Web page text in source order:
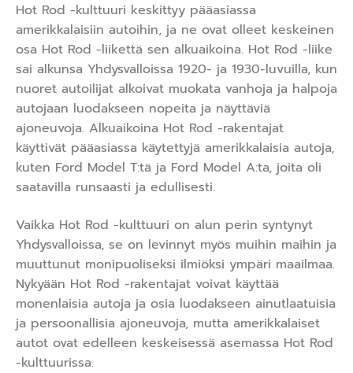
Hot Rod -kulttuuri keskittyy pääasiassa
amerikkalaisiin autoihin, ja ne ovat olleet keskeinen
osa Hot Rod -liikettä sen alkuaikoina. Hot Rod -liike
sai alkunsa Yhdysvalloissa 1920- ja 1930-luvuilla, kun
nuoret autoilijat alkoivat muokata vanhoja ja halpoja
autojaan luodakseen nopeita ja näyttäviä
ajoneuvoja. Alkuaikoina Hot Rod -rakentajat
käyttivät pääasiassa käytettyjä amerikkalaisia autoja,
kuten Ford Model T:tä ja Ford Model A:ta, joita oli
saatavilla runsaasti ja edullisesti.
Vaikka Hot Rod -kulttuuri on alun perin syntynyt
Yhdysvalloissa, se on levinnyt myös muihin maihin ja
muuttunut monipuoliseksi ilmiöksi ympäri maailmaa.
Nykyään Hot Rod -rakentajat voivat käyttää
monenlaisia autoja ja osia luodakseen ainutlaatuisia
ja persoonallisia ajoneuvoja, mutta amerikkalaiset
autot ovat edelleen keskeisessä asemassa Hot Rod
-kulttuurissa.